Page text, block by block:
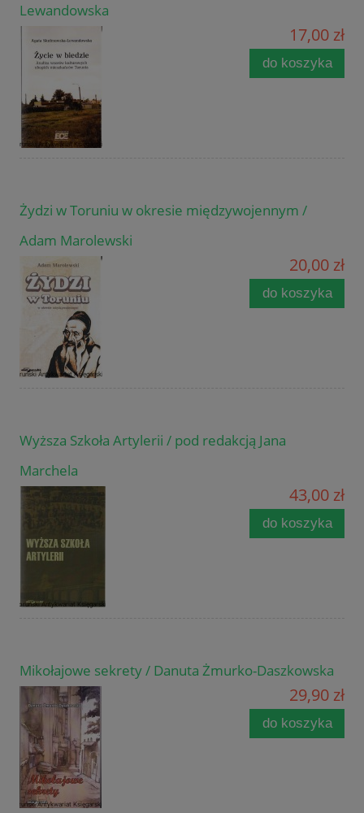
Lewandowska
17,00 zł
do koszyka
Żydzi w Toruniu w okresie międzywojennym /
Adam Marolewski
20,00 zł
do koszyka
Wyższa Szkoła Artylerii / pod redakcją Jana
Marchela
43,00 zł
do koszyka
Mikołajowe sekrety / Danuta Żmurko-Daszkowska
29,90 zł
do koszyka